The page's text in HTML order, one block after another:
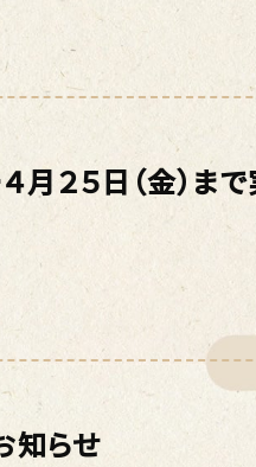
月２５日（金）まで
知らせ